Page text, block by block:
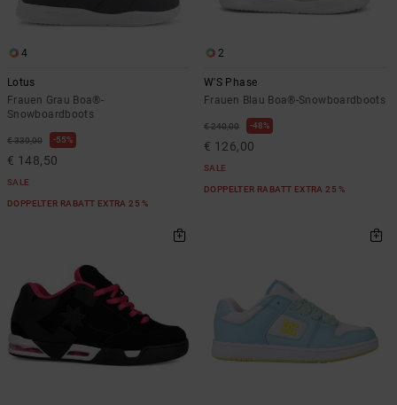
4
Lotus
Frauen Grau Boa®-
Snowboardboots
€ 330,00 55%
€ 148,50
SALE
DOPPELTER RABATT EXTRA 25 %
2
W'S Phase
Frauen Blau Boa®-Snowboardboots
€ 240,00 48%
€ 126,00
SALE
DOPPELTER RABATT EXTRA 25 %